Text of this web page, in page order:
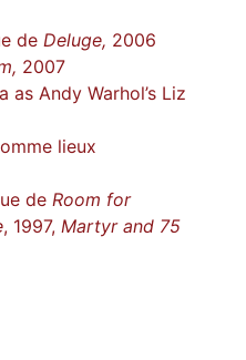
de Deluge, 2006
2007
as Andy Warhol’s Liz
lieux
de Room for
, 1997, Martyr and 75